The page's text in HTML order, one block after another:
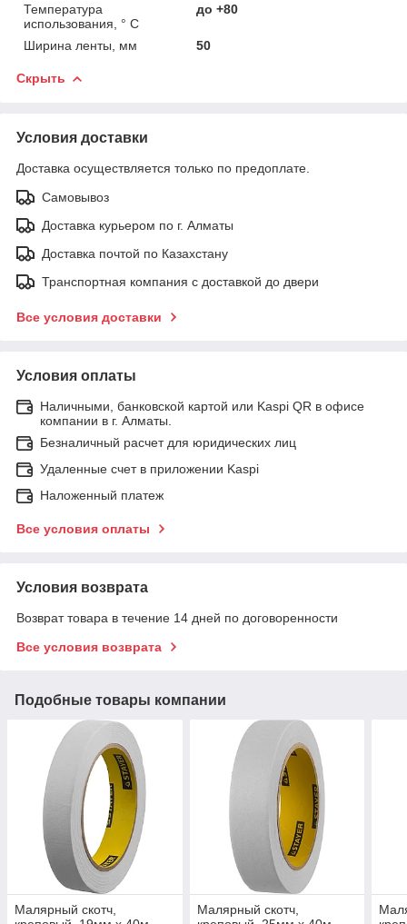
Температура
использования, ° С
до +80
Ширина ленты, мм 50
Скрыть
Условия доставки
Доставка осуществляется только по предоплате.
Самовывоз
Доставка курьером по г. Алматы
Доставка почтой по Казахстану
Транспортная компания с доставкой до двери
Все условия доставки
Условия оплаты
Наличными, банковской картой или Kaspi QR в офисе
компании в г. Алматы.
Безналичный расчет для юридических лиц
Удаленные счет в приложении Kaspi
Наложенный платеж
Все условия оплаты
Условия возврата
Возврат товара в течение 14 дней по договоренности
Все условия возврата
Подобные товары компании
Малярный скотч,
Малярный скотч,